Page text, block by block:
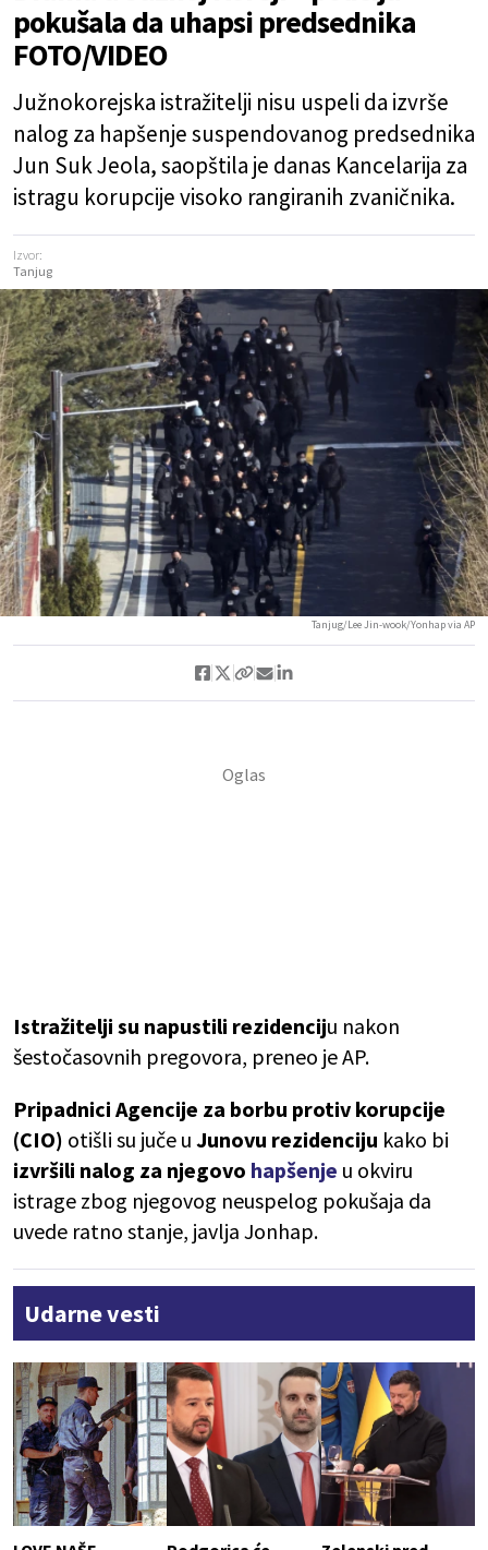
pokušala da uhapsi predsednika
FOTO/VIDEO
Južnokorejska istražitelji nisu uspeli da izvrše
nalog za hapšenje suspendovanog predsednika
Jun Suk Jeola, saopštila je danas Kancelarija za
istragu korupcije visoko rangiranih zvaničnika.
Izvor:
Tanjug
Tanjug/Lee Jin-wook/Yonhap via AP
Istražitelji su napustili rezidenciju nakon
šestočasovnih pregovora, preneo je AP.
Pripadnici Agencije za borbu protiv korupcije
(CIO) otišli su juče u Junovu rezidenciju kako bi
izvršili nalog za njegovo hapšenje u okviru
istrage zbog njegovog neuspelog pokušaja da
uvede ratno stanje, javlja Jonhap.
Udarne vesti